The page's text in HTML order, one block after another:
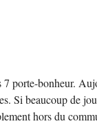
porte-bonheur.
Si beaucoup de
hors du